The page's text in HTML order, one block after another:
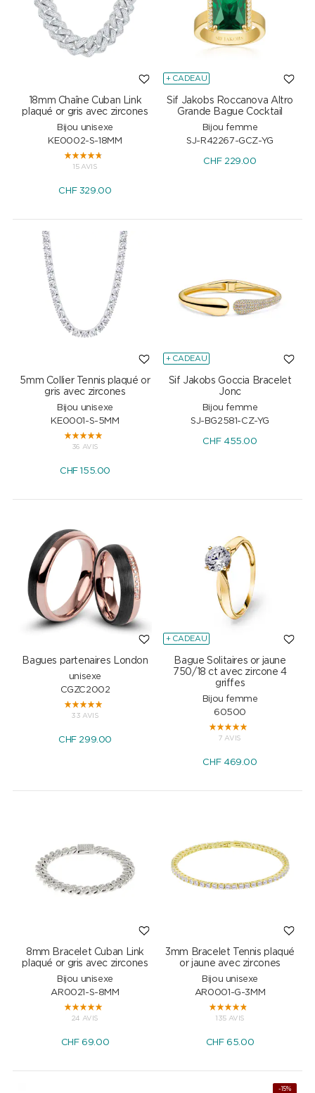
18mm Chaîne Cuban Link
plaqué or gris avec zircones
Bijou unisexe
KE0002-S-18MM
15 AVIS
CHF329.00
+ CADEAU
Sif Jakobs Roccanova Altro
Grande Bague Cocktail
Bijou femme
SJ-R42267-GCZ-YG
CHF229.00
5mm Collier Tennis plaqué or
gris avec zircones
Bijou unisexe
KE0001-S-5MM
36 AVIS
CHF155.00
+ CADEAU
Sif Jakobs Goccia Bracelet
Jonc
Bijou femme
SJ-BG2581-CZ-YG
CHF455.00
Bagues partenaires London
unisexe
CGZC2002
33 AVIS
CHF299.00
+ CADEAU
Bague Solitaires or jaune
750/18 ct avec zircone 4
griffes
Bijou femme
60500
7 AVIS
CHF469.00
8mm Bracelet Cuban Link
plaqué or gris avec zircones
Bijou unisexe
AR0021-S-8MM
24 AVIS
CHF 69.00
3mm Bracelet Tennis plaqué
or jaune avec zircones
Bijou unisexe
AR0001-G-3MM
135 AVIS
CHF 65.00
-15%